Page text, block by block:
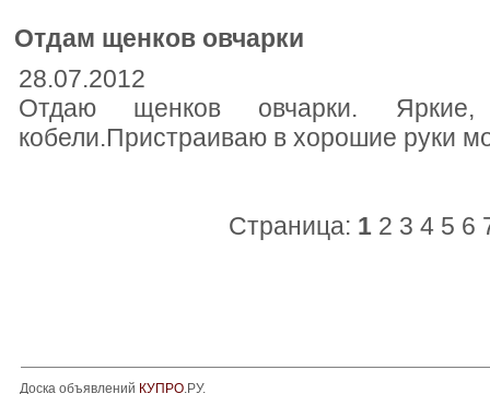
Отдам щенков овчарки
28.07.2012
Отдаю щенков овчарки. Яркие,
кобели.Пристраиваю в хорошие руки
Страница: 1 2 3 4 5 6
Доска объявлений КУПРО.РУ.